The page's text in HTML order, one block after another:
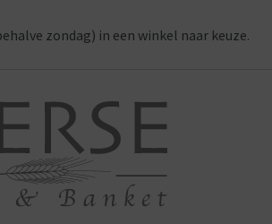
zondag) in een winkel naar keuze.